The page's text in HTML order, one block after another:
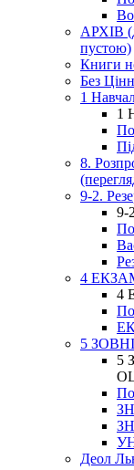
АРХІВ
пустою)
Книги
Без
1
1
8.
9-2.
9-
4
4
5
5
Деол